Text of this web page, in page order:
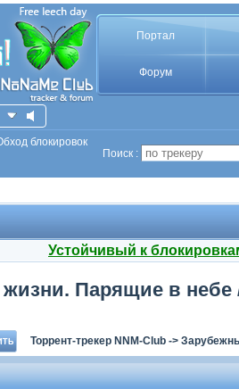
Портал
Форум
блокировок
Поиск :
Устойчивый к
Парящие в небе
Торрент-трекер NNM-Club ->